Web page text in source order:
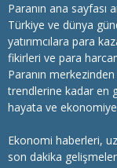
Paranın ana sayfası
Türkiye ve dünya
yatırımcılara para
fikirleri ve para
Paranın
trendlerine kadar en
hayata ve ekonomiye
Ekonomi haberleri,
son dakika